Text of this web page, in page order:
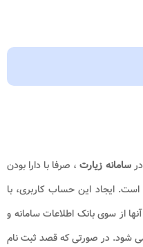
سامانه زیارت، صرفا با دارا بودن
ایجاد این حساب کاربری، با
از سوی بانک اطلاعات سامانه و
می شود. در صورتی که قصد ثبت نام